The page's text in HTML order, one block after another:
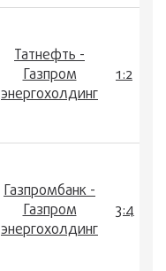
Татнефть -
Газпром
энергохолдинг
1:2
Газпромбанк -
Газпром
энергохолдинг
3:4